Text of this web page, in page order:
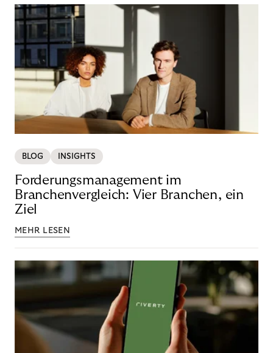
BLOG INSIGHTS
Forderungsmanagement im
Branchenvergleich: Vier Branchen, ein
Ziel
MEHR LESEN